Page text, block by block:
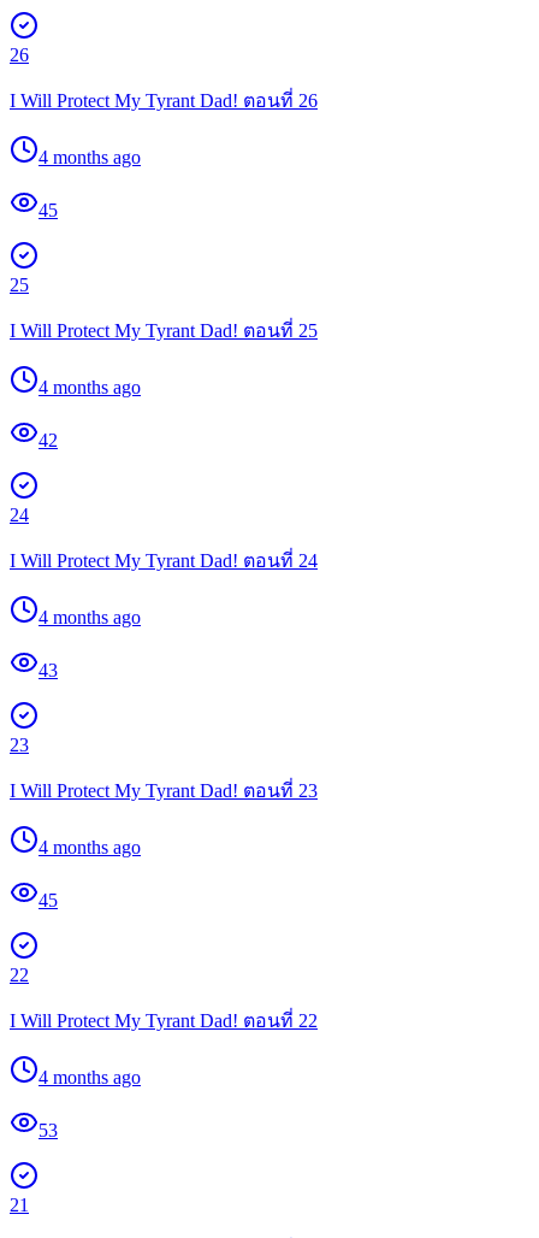
26
I Will Protect My Tyrant Dad! ตอนที่ 26
4 months ago
45
25
I Will Protect My Tyrant Dad! ตอนที่ 25
4 months ago
42
24
I Will Protect My Tyrant Dad! ตอนที่ 24
4 months ago
43
23
I Will Protect My Tyrant Dad! ตอนที่ 23
4 months ago
45
22
I Will Protect My Tyrant Dad! ตอนที่ 22
4 months ago
53
21